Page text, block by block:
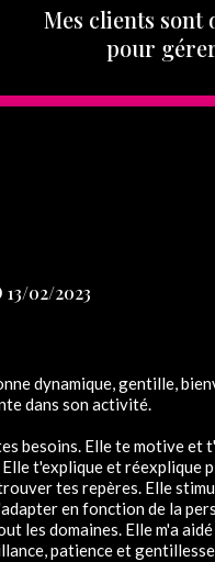
Mes clients sont
pour
02/2023
dynamique, gentille,
dans son activité.
besoins. Elle te motive et
t'explique et réexplique
tes repères. Elle
en fonction de la
les domaines. Elle m'a
patience et